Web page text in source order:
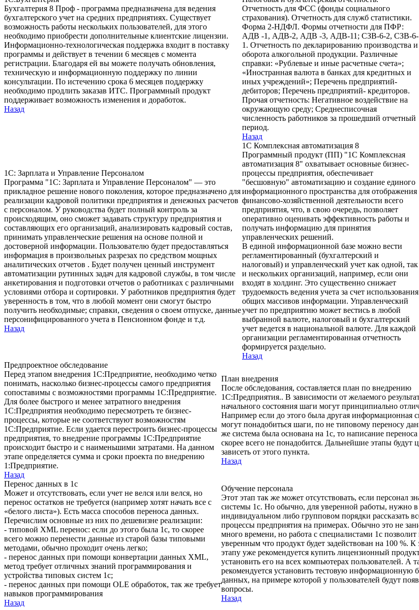
Бухгалтерия 8 Проф - программа предназначена для ведения
бухгалтерского учет на средних предприятиях. Существует
возможность работы нескольких пользователей, для этого
необходимо приобрести дополнительные клиентские лицензии.
Информационно-технологическая поддержка входит в поставку
программы и действует в течении 6 месяцев с момента
регистрации. Благодаря ей вы можете получать обновления,
техническую и информационную поддержку по линии
консультации. По истечению срока 6 месяцев поддержку
необходимо продлить заказав ИТС. Программный продукт
поддерживает возможность изменения и доработок.
Назад
Отчетность для ФСС (фонды социального
страхования). Отчетность для служб статистики.
Форма 2-НДФЛ. Формы отчетности для ПФР:
АДВ -1, АДВ-2, АДВ -3, АДВ-11; СЗВ-6-2, СЗВ-6-
1. Отчетность по декларированию производства и
оборота алкогольной продукции. Различные
справки: «Рублевые и иные расчетные счета»;
«Иностранная валюта в банках для кредитных и
иных учреждений»; Перечень предприятий-
дебиторов; Перечень предприятий- кредиторов.
Прочая отчетность: Негативное воздействие на
окружающую среду; Среднесписочная
численность работников за прошедший отчетный
период.
Назад
1С: Зарплата и Управление Персоналом
Программа "1С: Зарплата и Управление Персоналом" — это
прикладное решение нового поколения, которое предназначено для
реализации кадровой политики предприятия и денежных расчетов
с персоналом. У руководства будет полный контроль за
происходящим, оно сможет задавать структуру предприятия и
составляющих его организаций, анализировать кадровый состав,
принимать управленческие решения на основе полной и
достоверной информации. Пользователю будет предоставляться
информация в произвольных разрезах по средством мощных
аналитических отчетов . Будет получен ценный инструмент
автоматизации рутинных задач для кадровой службы, в том числе
анкетирования и подготовки отчетов о работниках с различными
условиями отбора и сортировки. У работников предприятия будет
уверенность в том, что в любой момент они смогут быстро
получить необходимые; справки, сведения о своем отпуске, данные
персонифицированного учета в Пенсионном фонде и т.д.
Назад
1С Комплексная автоматизация 8
Программный продукт (ПП) "1С Комплексная
автоматизация 8" охватывает основные бизнес-
процессы предприятия, обеспечивает
"бесшовную" автоматизацию и создание единого
информационного пространства для отображения
финансово-хозяйственной деятельности всего
предприятия, что, в свою очередь, позволяет
оперативно оценивать эффективность работы и
получать информацию для принятия
управленческих решений.
В единой информационной базе можно вести
регламентированный (бухгалтерский и
налоговый) и управленческий учет как одной, так
и нескольких организаций, например, если они
входят в холдинг. Это существенно снижает
трудоемкость ведения учета за счет использования
общих массивов информации. Управленческий
учет по предприятию может вестись в любой
выбранной валюте, налоговый и бухгалтерский
учет ведется в национальной валюте. Для каждой
организации регламентированная отчетность
формируется раздельно.
Назад
Предпроектное обследование
Перед этапом внедрения 1С:Предприятие, необходимо четко
понимать, насколько бизнес-процессы самого предприятия
сопоставимы с возможностями программы 1С:Предприятие.
Для более быстрого и менее затратного внедрения
1С:Предприятия необходимо пересмотреть те бизнес-
процессы, которые не соответствуют возможностям
1С:Предприятие. Если удается перестроить бизнес-процессы
предприятия, то внедрение программы 1С:Предприятие
происходит быстро и с наименьшими затратами. На данном
этапе определяется сумма и сроки проекта по внедрению
1:Предприятие.
Назад
План внедрения
После обследования, составляется план по внедрению
1С:Предприятия.. В зависимости от желаемого
начального состояния шаги могут принципиально
Например если до этого была другая информационная
могут понадобиться шаги, по не типовому переносу
же система была основана на 1с, то написание
скорее всего не понадобится. Дальнейшие этапы будут
зависеть от этого пункта.
Назад
Перенос данных в 1с
Может и отсутствовать, если учет не велся или велся, но
перенос остатков не требуется (например хотят начать все с
«белого листа»). Есть масса способов переноса данных.
Перечислим основные из них по дешевизне реализации:
- типовой XML перенос: если до этого была 1с, то скорее
всего можно перенести данные из старой базы типовыми
методами, обычно проходит очень легко;
- перенос данных при помощи конвертации данных XML,
метод требует отличных знаний программирования и
устройства типовых систем 1с;
- перенос данных при помощи OLE обработок, так же требует
навыков программирования
Назад
Обучение персонала
Этот этап так же может отсутствовать, если персонал
системы 1с. Но обычно, для уверенной работы, нужно в
индивидуальном либо групповом порядки рассказать
процессы предприятия на примерах. Обычно это не
много времени, но работа с специалистами 1с
уверенным что продукт будет задействован на 100 %. К
этапу уже рекомендуется купить лицензионный
установить его на всех компьютерах пользователей. А
рекомендуется установить тестовую информационную
данных, на примере которой у пользователей будут
вопросы.
Назад